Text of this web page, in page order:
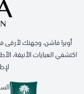
أوبرا فاشن، وجهتك لأرقى
اكتشفي العبايات الأنيقة،